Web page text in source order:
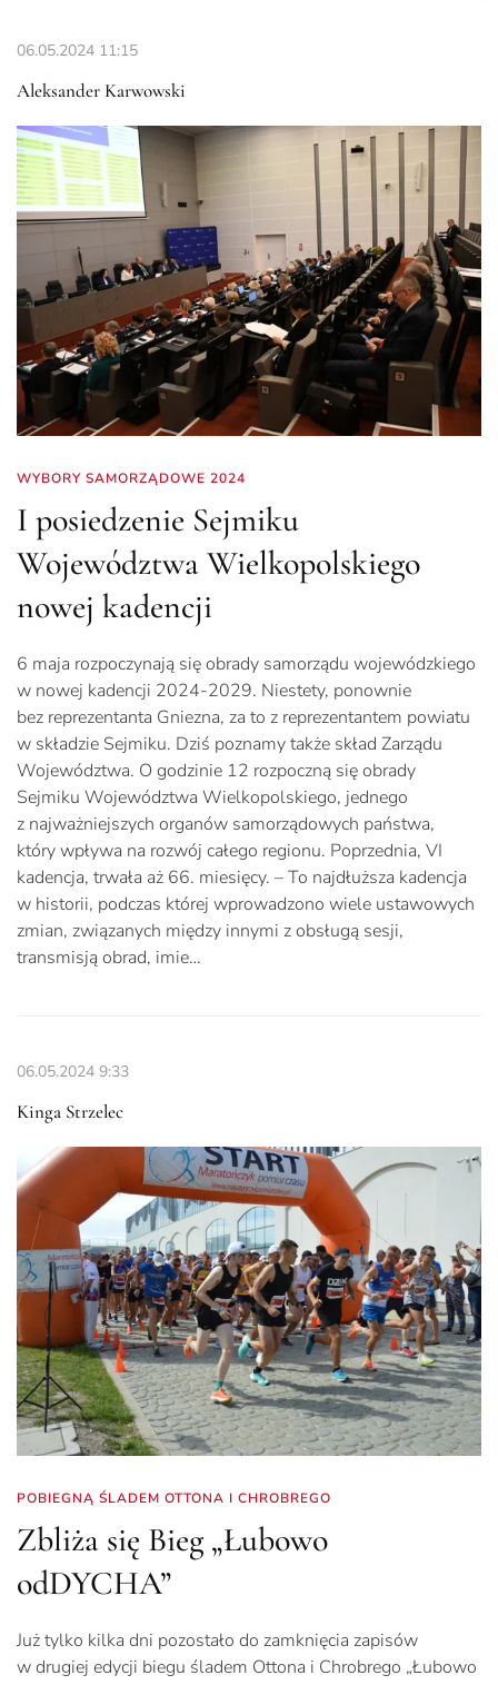
06.05.2024 11:15
Aleksander Karwowski
WYBORY SAMORZĄDOWE 2024
I posiedzenie Sejmiku
Województwa Wielkopolskiego
nowej kadencji
6 maja rozpoczynają się obrady samorządu wojewódzkiego
w nowej kadencji 2024-2029. Niestety, ponownie
bez reprezentanta Gniezna, za to z reprezentantem powiatu
w składzie Sejmiku. Dziś poznamy także skład Zarządu
Województwa. O godzinie 12 rozpoczną się obrady
Sejmiku Województwa Wielkopolskiego, jednego
z najważniejszych organów samorządowych państwa,
który wpływa na rozwój całego regionu. Poprzednia, VI
kadencja, trwała aż 66. miesięcy. – To najdłuższa kadencja
w historii, podczas której wprowadzono wiele ustawowych
zmian, związanych między innymi z obsługą sesji,
transmisją obrad, imie…
06.05.2024 9:33
Kinga Strzelec
POBIEGNĄ ŚLADEM OTTONA I CHROBREGO
Zbliża się Bieg „Łubowo
odDYCHA”
Już tylko kilka dni pozostało do zamknięcia zapisów
w drugiej edycji biegu śladem Ottona i Chrobrego „Łubowo